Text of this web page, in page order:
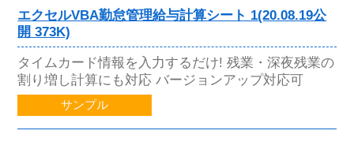
エクセルVBA勤怠管理給与計算シート 1(20.08.19公
開 373K)
タイムカード情報を入力するだけ! 残業・深夜残業の
割り増し計算にも対応 バージョンアップ対応可
サンプル